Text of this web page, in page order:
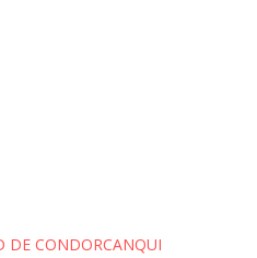
CONDORCANQUI